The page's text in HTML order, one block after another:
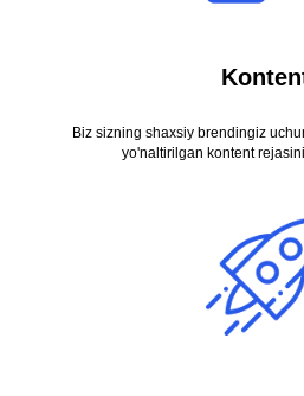
Biz sizning shaxsiy brendingiz
yo'naltirilgan kontent